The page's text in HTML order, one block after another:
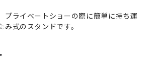
プライベートショーの際に簡単に持ち運
式のスタンドです。